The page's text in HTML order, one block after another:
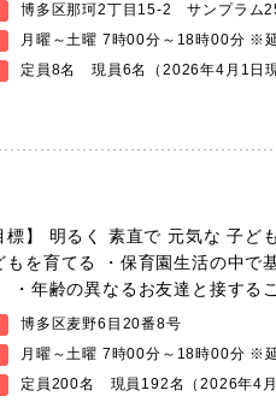
博多区那珂2丁目15-2 サンプラム
月曜～土曜 7時00分～18時00分 ※
定員8名 現員6名（2026年4月1日現
標】 明るく 素直で 元気な 子ど
もを育てる ・保育園生活の中で
・年齢の異なるお友達と接する
博多区麦野6目20番8号
月曜～土曜 7時00分～18時00分 ※
定員200名 現員192名（2026年4月